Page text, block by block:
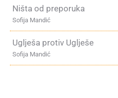
Ništa od preporuka
Sofija Mandić
Uglješa protiv Uglješe
Sofija Mandić